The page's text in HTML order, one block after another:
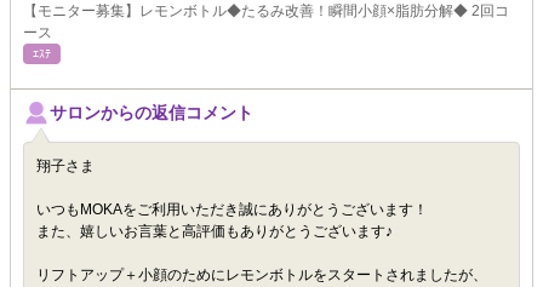
【モニター募集】レモンボトル◆たるみ改善！瞬間小顔×脂肪分解◆ 2回コ
ース
ｴｽﾃ
サロンからの返信コメント
翔子さま
いつもMOKAをご利用いただき誠にありがとうございます！
また、嬉しいお言葉と高評価もありがとうございます♪
リフトアップ＋小顔のためにレモンボトルをスタートされましたが、